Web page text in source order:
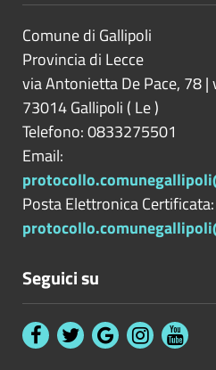
Comune di Gallipoli
Provincia di Lecce
via Antonietta De Pace, 78 |
73014Gallipoli ( Le)
Telefono: 0833275501
Email:
Posta Elettronica Certificata:
Seguici su